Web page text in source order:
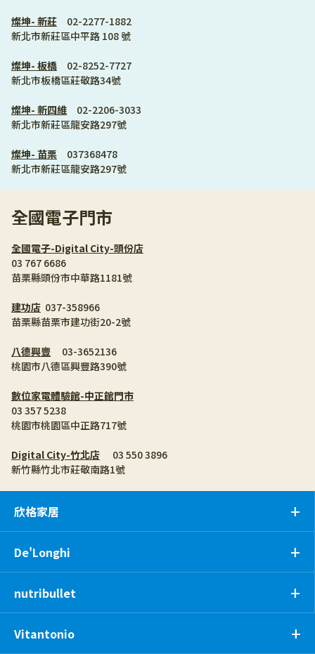
燦坤- 新莊 02-2277-1882
新北市新莊區中平路 108 號
燦坤- 板橋 02-8252-7727
新北市板橋區莊敬路34號
燦坤- 新四維 02-2206-3033
新北市新莊區龍安路297號
燦坤- 苗栗 037368478
新北市新莊區龍安路297號
全國電子門市
全國電子-Digital City-頭份店
03 767 6686
苗栗縣頭份市中華路1181號
建功店
	037-358966
苗栗縣苗栗市建功街20-2號
八德興豐
	03-3652136
桃園市八德區興豐路390號
數位家電體驗館-中正館門市
03 357 5238
桃園市桃園區中正路717號
Digital City-竹北店
	03 550 3896
新竹縣竹北市莊敬南路1號
欣格家居
De'Longhi
nutribullet
Vitantonio